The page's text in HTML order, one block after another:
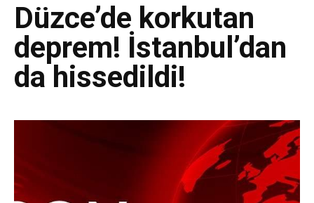
Düzce’de korkutan
deprem! İstanbul’dan
da hissedildi!